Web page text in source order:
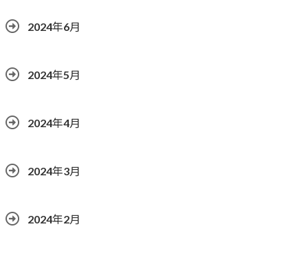
2024年6月
2024年5月
2024年4月
2024年3月
2024年2月